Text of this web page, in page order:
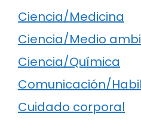
Ciencia/Medicina
Ciencia/Medio
Ciencia/Química
Comunicación/
Cuidado corporal